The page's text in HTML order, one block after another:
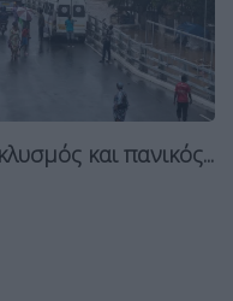
και πανικός...